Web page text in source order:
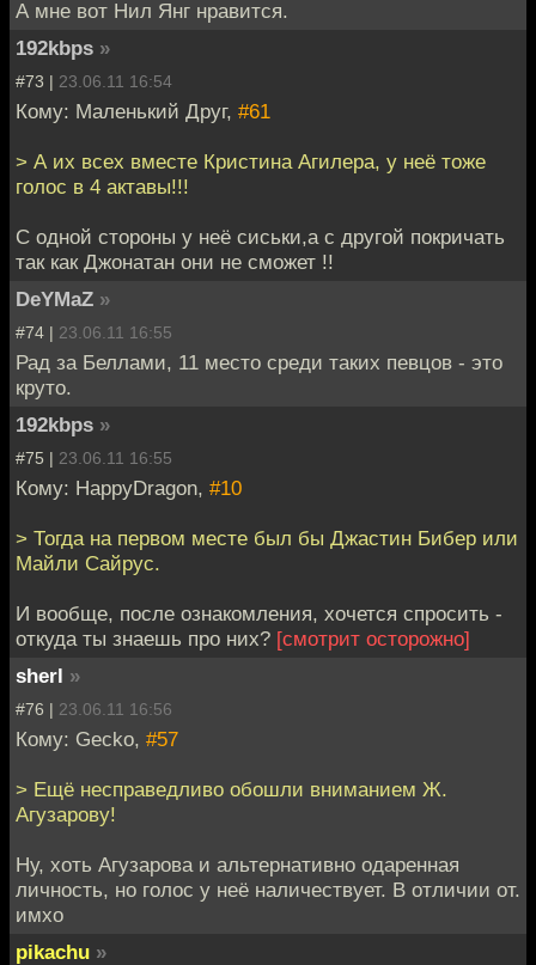
А мне вот Нил Янг нравится.
192kbps »
#73 | 23.06.11 16:54
Кому: Маленький Друг, #61
> А их всех вместе Кристина Агилера, у неё тоже
голос в 4 актавы!!!
С одной стороны у неё сиськи,а с другой покричать
так как Джонатан они не сможет !!
DeYMaZ »
#74 | 23.06.11 16:55
Рад за Беллами, 11 место среди таких певцов - это
круто.
192kbps »
#75 | 23.06.11 16:55
Кому: HappyDragon, #10
> Тогда на первом месте был бы Джастин Бибер или
Майли Сайрус.
И вообще, после ознакомления, хочется спросить -
откуда ты знаешь про них? [смотрит осторожно]
sherl »
#76 | 23.06.11 16:56
Кому: Gecko, #57
> Ещё несправедливо обошли вниманием Ж.
Агузарову!
Ну, хоть Агузарова и альтернативно одаренная
личность, но голос у неё наличествует. В отличии от.
имхо
pikachu »